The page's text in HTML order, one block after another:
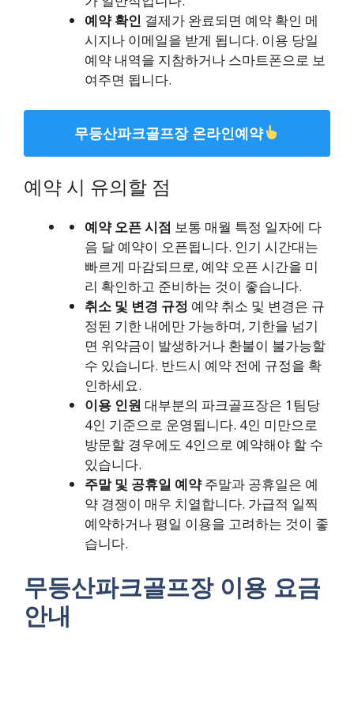
예약 확인 결제가 완료되면 예약 확인 메
시지나 이메일을 받게 됩니다. 이용 당일
예약 내역을 지참하거나 스마트폰으로 보
여주면 됩니다.
무등산파크골프장 온라인예약
예약 시 유의할 점
예약 오픈 시점 보통 매월 특정 일자에 다
음 달 예약이 오픈됩니다. 인기 시간대는
빠르게 마감되므로, 예약 오픈 시간을 미
리 확인하고 준비하는 것이 좋습니다.
취소 및 변경 규정 예약 취소 및 변경은 규
정된 기한 내에만 가능하며, 기한을 넘기
면 위약금이 발생하거나 환불이 불가능할
수 있습니다. 반드시 예약 전에 규정을 확
인하세요.
이용 인원 대부분의 파크골프장은 1팀당
4인 기준으로 운영됩니다. 4인 미만으로
방문할 경우에도 4인으로 예약해야 할 수
있습니다.
주말 및 공휴일 예약주말과 공휴일은 예
약 경쟁이 매우 치열합니다. 가급적 일찍
예약하거나 평일 이용을 고려하는 것이 좋
습니다.
무등산파크골프장 이용 요금
안내